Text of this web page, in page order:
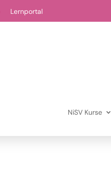
Lernportal
NiSV Kurse